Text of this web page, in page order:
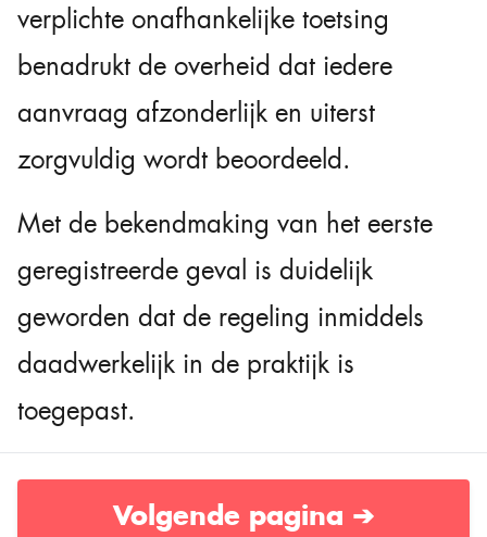
verplichte onafhankelijke toetsing
benadrukt de overheid dat iedere
aanvraag afzonderlijk en uiterst
zorgvuldig wordt beoordeeld.
Met de bekendmaking van het eerste
geregistreerde geval is duidelijk
geworden dat de regeling inmiddels
daadwerkelijk in de praktijk is
toegepast.
Volgende pagina ➔